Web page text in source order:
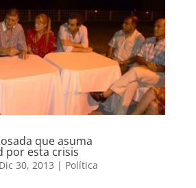
que asuma
por esta crisis
Dic 30, 2013 | Política